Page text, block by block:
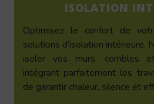
ISOLATION
Optimisez le confort de
solutions d’isolation intérieure.
isoler vos murs, combles
intégrant parfaitement les
de garantir chaleur, silence et